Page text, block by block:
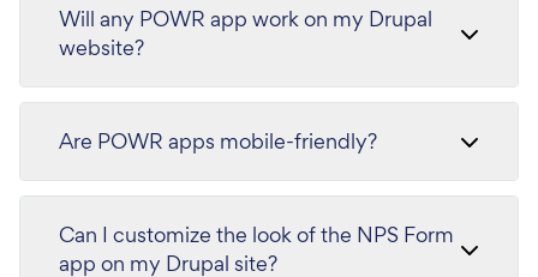
Will any POWR app work on my Drupal
website?
Are POWR apps mobile-friendly?
Can I customize the look of the NPS Form
app on my Drupal site?